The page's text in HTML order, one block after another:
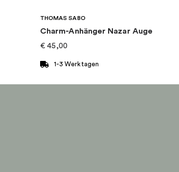
THOMAS SABO
Charm-Anhänger Nazar Auge
€ 45,00
1-3 Werktagen